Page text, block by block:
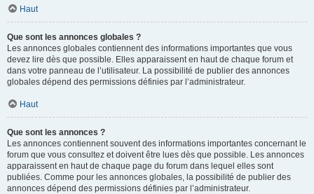
Haut
Que sont les annonces globales ?
Les annonces globales contiennent des informations importantes que vous
devez lire dès que possible. Elles apparaissent en haut de chaque forum et
dans votre panneau de l’utilisateur. La possibilité de publier des annonces
globales dépend des permissions définies par l’administrateur.
Haut
Que sont les annonces ?
Les annonces contiennent souvent des informations importantes concernant le
forum que vous consultez et doivent être lues dès que possible. Les annonces
apparaissent en haut de chaque page du forum dans lequel elles sont
publiées. Comme pour les annonces globales, la possibilité de publier des
annonces dépend des permissions définies par l’administrateur.